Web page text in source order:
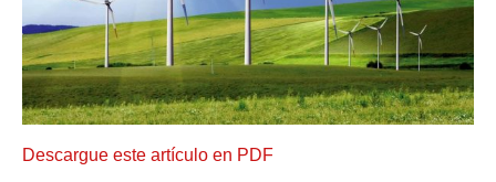
Descargue este artículo en PDF